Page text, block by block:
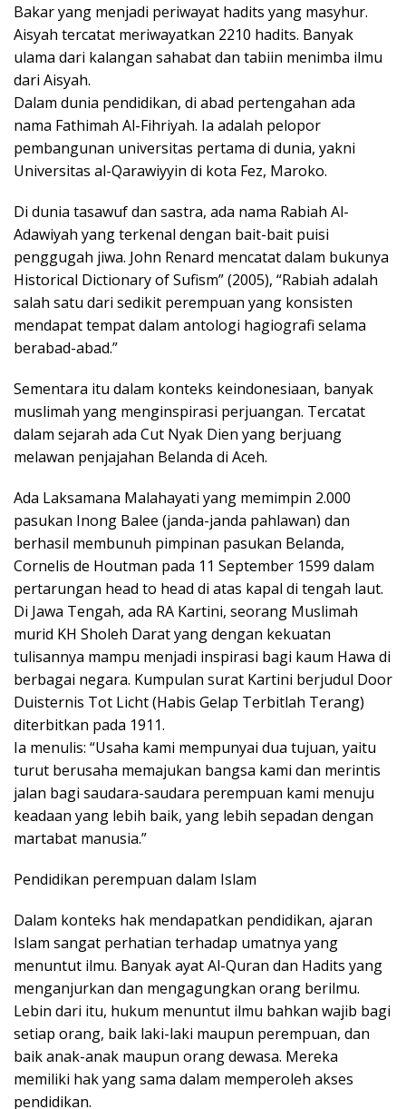
Bakar yang menjadi periwayat hadits yang masyhur.
Aisyah tercatat meriwayatkan 2210 hadits. Banyak
ulama dari kalangan sahabat dan tabiin menimba ilmu
dari Aisyah.
Dalam dunia pendidikan, di abad pertengahan ada
nama Fathimah Al-Fihriyah. Ia adalah pelopor
pembangunan universitas pertama di dunia, yakni
Universitas al-Qarawiyyin di kota Fez, Maroko.
Di dunia tasawuf dan sastra, ada nama Rabiah Al-
Adawiyah yang terkenal dengan bait-bait puisi
penggugah jiwa. John Renard mencatat dalam bukunya
Historical Dictionary of Sufism” (2005), “Rabiah adalah
salah satu dari sedikit perempuan yang konsisten
mendapat tempat dalam antologi hagiografi selama
berabad-abad.”
Sementara itu dalam konteks keindonesiaan, banyak
muslimah yang menginspirasi perjuangan. Tercatat
dalam sejarah ada Cut Nyak Dien yang berjuang
melawan penjajahan Belanda di Aceh.
Ada Laksamana Malahayati yang memimpin 2.000
pasukan Inong Balee (janda-janda pahlawan) dan
berhasil membunuh pimpinan pasukan Belanda,
Cornelis de Houtman pada 11 September 1599 dalam
pertarungan head to head di atas kapal di tengah laut.
Di Jawa Tengah, ada RA Kartini, seorang Muslimah
murid KH Sholeh Darat yang dengan kekuatan
tulisannya mampu menjadi inspirasi bagi kaum Hawa di
berbagai negara. Kumpulan surat Kartini berjudul Door
Duisternis Tot Licht (Habis Gelap Terbitlah Terang)
diterbitkan pada 1911.
Ia menulis: “Usaha kami mempunyai dua tujuan, yaitu
turut berusaha memajukan bangsa kami dan merintis
jalan bagi saudara-saudara perempuan kami menuju
keadaan yang lebih baik, yang lebih sepadan dengan
martabat manusia.”
Pendidikan perempuan dalam Islam
Dalam konteks hak mendapatkan pendidikan, ajaran
Islam sangat perhatian terhadap umatnya yang
menuntut ilmu. Banyak ayat Al-Quran dan Hadits yang
menganjurkan dan mengagungkan orang berilmu.
Lebin dari itu, hukum menuntut ilmu bahkan wajib bagi
setiap orang, baik laki-laki maupun perempuan, dan
baik anak-anak maupun orang dewasa. Mereka
memiliki hak yang sama dalam memperoleh akses
pendidikan.